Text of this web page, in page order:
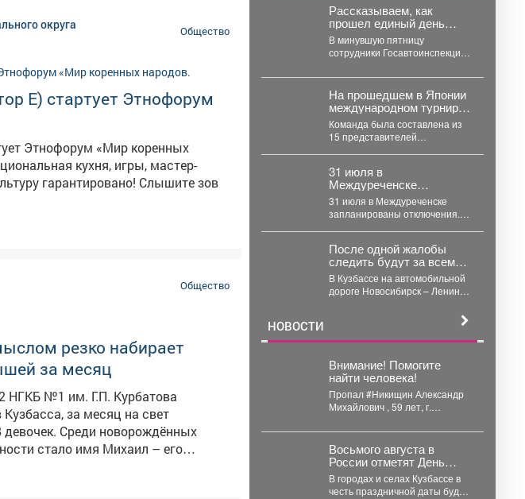
для младших классов.
округа Общество
Е) стартует Этнофорум
Этнофорум «Мир коренных
Слышите зов
Общество
резко набирает
за месяц
НГКБ №1 им. Г.П. Курбатова
Среди новорождённых
стало имя Михаил – его
оно стремительно набирает
Рассказываем, как
прошел единый день
профилактики нарушений
ПДД РФ
В минувшую пятницу
сотрудники Госавтоинспекции
единый день профилактики
нарушений правил дорожного
движения....
На прошедшем в Японии
международном турнире
по полноконтактному
каратэ Karate Dream
Festival кузбасские
спортсмены завоевали 5
медалей.
Команда была составлена из
15 представителей
каратэ-до». Лучшего
результата добилась...
31 июля в
Междуреченске
запланированы
отключения.
31 июля в Междуреченске
запланированы отключения.
После одной жалобы
следить будут за всеми
машинами на
кемеровской трассе
В Кузбассе на автомобильной
дороге Новосибирск – Ленинск-
НОВОСТИ
Внимание! Помогите
найти человека!
Пропал #Никищин Александр
Михайлович , 59 лет, г.
4...
Восьмого августа в
России отметят День
физкультурника.
В городах и селах Кузбассе в
честь праздничной даты будут